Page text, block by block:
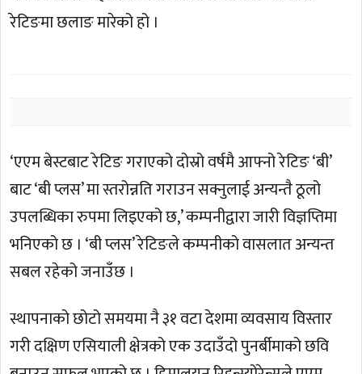
रेटिङमा छलाङ मारेको हो ।
‘एएम बेस्टबाट रेटिङ गराएको दोस्रो वर्षमै आफ्नो रेटिङ ‘बी’
बाट ‘बी प्लस’ मा स्तरोन्नति गराउन सक्नुलाई अन्यन्तै ठूलो
उपलब्धिका रुपमा लिइएको छ,’ कम्पनीद्वारा जारी विज्ञप्तिमा
भनिएको छ । ‘बी प्लस’ रेटिङले कम्पनीको वासलात अन्यन्त
सबल रहेको जनाउँछ ।
स्थापनाको छोटो समयमा नै ३१ वटा देशमा व्यवसाय विस्तार
गरी दक्षिण एसियाली क्षेत्रको एक उदाउँदो पुनर्बीमाको छवि